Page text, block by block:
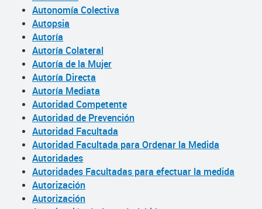
Autonomía Colectiva
Autopsia
Autoría
Autoría Colateral
Autoría de la Mujer
Autoría Directa
Autoría Mediata
Autoridad Competente
Autoridad de Prevención
Autoridad Facultada
Autoridad Facultada para Ordenar la Medida
Autoridades
Autoridades Facultadas para efectuar la medida
Autorización
Autorización